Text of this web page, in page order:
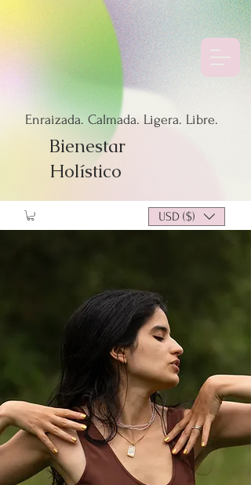
Enraizada. Calmada. Ligera. Libre.
Bienestar
Holístico
USD ($)